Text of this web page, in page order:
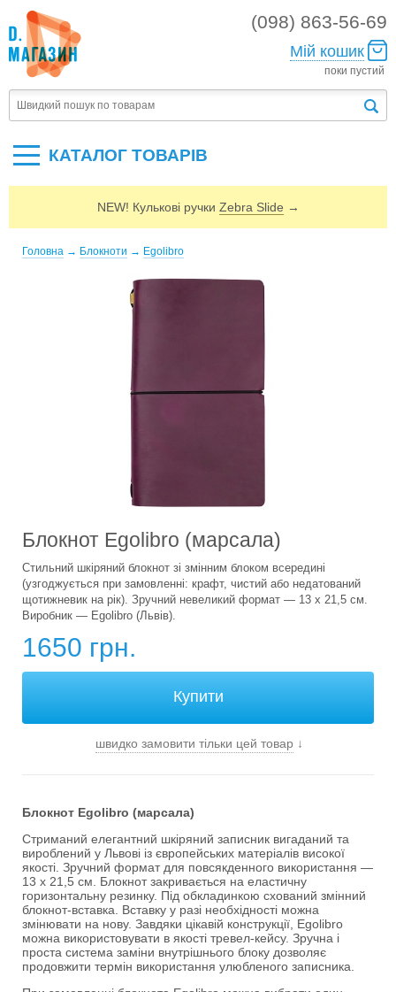
(098) 863-56-69
Мій кошик
поки пустий
КАТАЛОГ ТОВАРIВ
NEW! Кулькові ручки Zebra Slide →
Головна → Блокноти → Egolibro
Блокнот Egolibro (марсала)
Стильний шкіряний блокнот зі змінним блоком всередині
(узгоджується при замовленні: крафт, чистий або недатований
щотижневик на рік). Зручний невеликий формат — 13 х 21,5 см.
Виробник — Egolibro (Львів).
1650 грн.
швидко замовити тільки цей товар↓
Блокнот Egolibro (марсала)
Стриманий елегантний шкіряний записник вигаданий та
вироблений у Львові із європейських матеріалів високої
якості. Зручний формат для повсякденного використання —
13 х 21,5 см. Блокнот закривається на еластичну
горизонтальну резинку. Під обкладинкою схований змінний
блокнот-вставка. Вставку у разі необхідності можна
змінювати на нову. Завдяки цікавій конструкції, Egolibro
можна використовувати в якості тревел-кейсу. Зручна і
проста система заміни внутрішнього блоку дозволяє
продовжити термін використання улюбленого записника.